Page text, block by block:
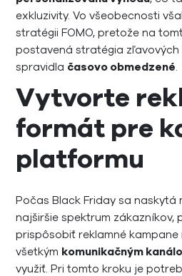
exkluzivity. Vo všeobecnosti
stratégii FOMO, pretože na
postavená stratégia zľavových
spravidla časovo obmedzené.
Vytvorte
formát pre
platformu
Počas Black Friday sa naskytá
najširšie spektrum zákazníkov,
prispôsobiť reklamné kampane
všetkým komunikačným
využiť. Pri tomto kroku je